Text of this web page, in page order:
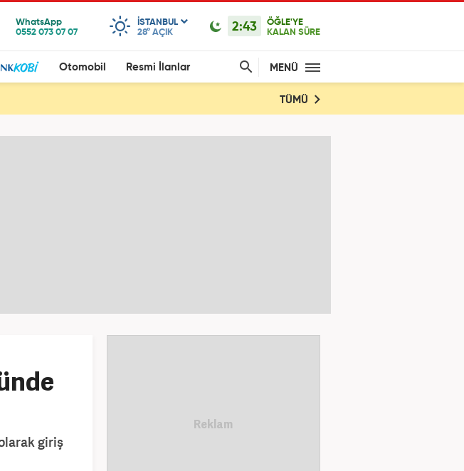
ISTANBUL
28° AÇIK 2:43
ÖĞLE'YE
KALAN SÜRE
Otomobil Resmi İlanlar MENÜ
TÜMÜ
giriş